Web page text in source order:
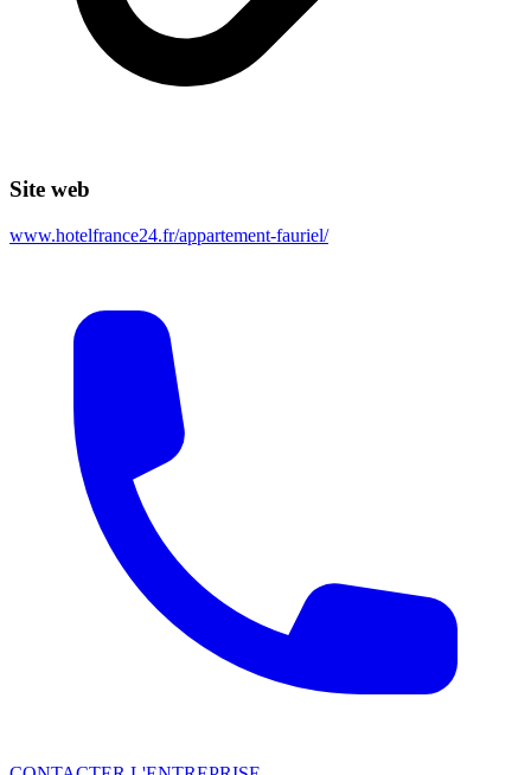
Site web
www.hotelfrance24.fr/appartement-fauriel/